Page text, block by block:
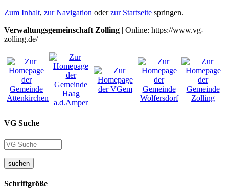
Zum Inhalt, zur Navigation oderzur Startseite springen.
Verwaltungsgemeinschaft Zolling | Online: https://www.vg-
zolling.de/
VG Suche
suchen
Schriftgröße